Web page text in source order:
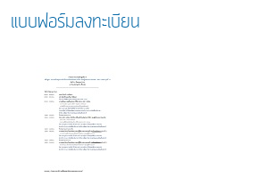
แบบฟอร์มลงทะเบียน